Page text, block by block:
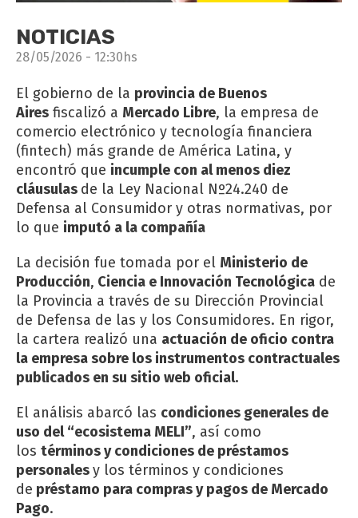
NOTICIAS
28/05/2026 - 12:30hs
El gobierno de la provincia de Buenos
Aires fiscalizó a Mercado Libre, la empresa de
comercio electrónico y tecnología financiera
(fintech) más grande de América Latina, y
encontró que incumple con al menos diez
cláusulas de la Ley Nacional Nº24.240 de
Defensa al Consumidor y otras normativas, por
lo que imputó a la compañía
La decisión fue tomada por el Ministerio de
Producción, Ciencia e Innovación Tecnológica de
la Provincia a través de su Dirección Provincial
de Defensa de las y los Consumidores. En rigor,
la cartera realizó una actuación de oficio contra
la empresa sobre los instrumentos contractuales
publicados en su sitio web oficial.
El análisis abarcó las condiciones generales de
uso del “ecosistema MELI”, así como
los términos y condiciones de préstamos
personalesy los términos y condiciones
de préstamo para compras y pagos de Mercado
Pago.